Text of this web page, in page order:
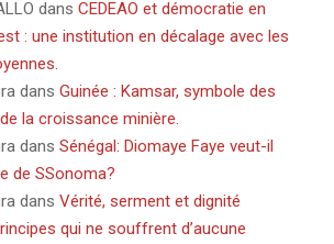
dans CEDEAO et démocratie en
: une institution en décalage avec les
dans Guinée : Kamsar, symbole des
la croissance minière.
dans Sénégal: Diomaye Faye veut-il
de SSonoma?
dans Vérité, serment et dignité
qui ne souffrent d’aucune